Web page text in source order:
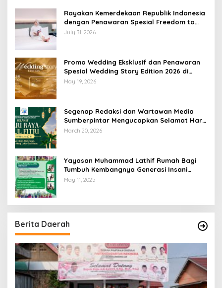
Rayakan Kemerdekaan Republik Indonesia
dengan Penawaran Spesial Freedom to
Relax di Holiday Inn Lampung Bukit Randu
July 31, 2026
Promo Wedding Eksklusif dan Penawaran
Spesial Wedding Story Edition 2026 di
Swiss-Belhotel Lampung
May 19, 2026
Segenap Redaksi dan Wartawan Media
Sumberpintar Mengucapkan Selamat Hari
Raya Idul Fitri 1447 Hijriyah / 2026 M
March 20, 2026
Yayasan Muhammad Lathif Rumah Bagi
Tumbuh Kembangnya Generasi Insani
Cerdas dan Berkarakter
May 11, 2025
Berita Daerah